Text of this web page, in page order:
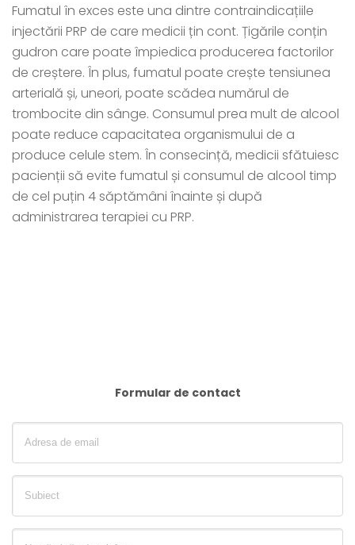
Fumatul în exces este una dintre contraindicațiile
injectării PRP de care medicii țin cont. Țigările conțin
gudron care poate împiedica producerea factorilor
de creștere. În plus, fumatul poate crește tensiunea
arterială și, uneori, poate scădea numărul de
trombocite din sânge. Consumul prea mult de alcool
poate reduce capacitatea organismului de a
produce celule stem. În consecință, medicii sfătuiesc
pacienții să evite fumatul și consumul de alcool timp
de cel puțin 4 săptămâni înainte și după
administrarea terapiei cu PRP.
Formular de contact